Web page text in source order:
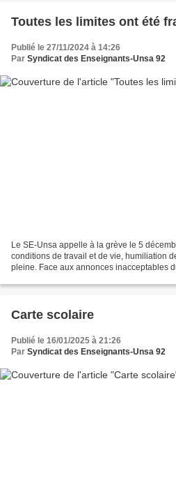
Toutes les limites ont été
Publié le 27/11/2024 à 14:26
Par Syndicat des Enseignants-Unsa 92
Le SE-Unsa appelle à la grève le 5
conditions de travail et de vie, humiliation
pleine. Face aux annonces inacceptables
Carte scolaire
Publié le 16/01/2025 à 21:26
Par Syndicat des Enseignants-Unsa 92